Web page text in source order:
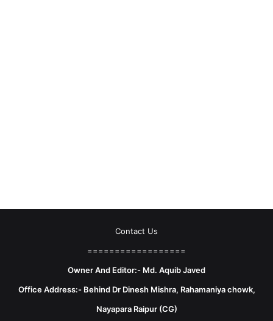
Contact Us
==================
Owner And Editor:- Md. Aquib Javed
Office Address:- Behind Dr Dinesh Mishra, Rahamaniya chowk,
Nayapara Raipur (CG)